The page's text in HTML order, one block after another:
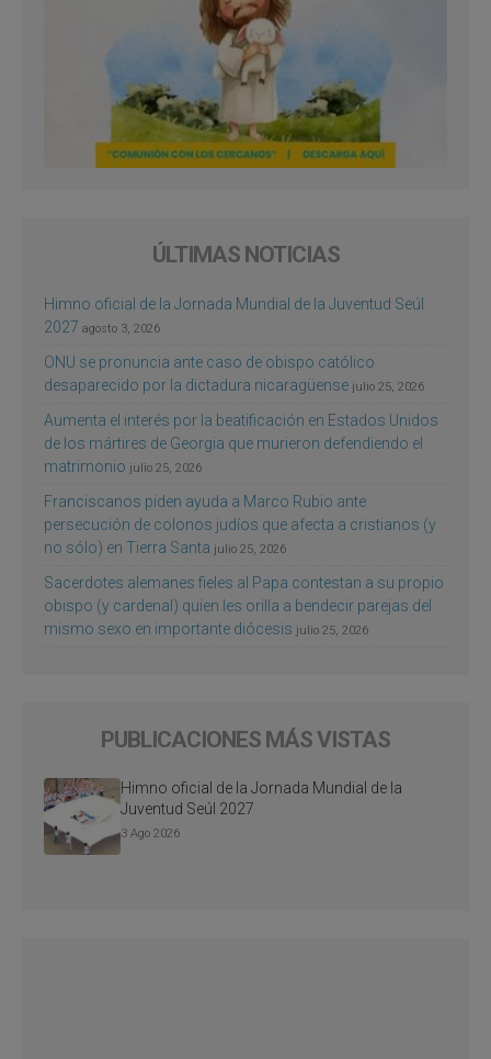
ÚLTIMAS NOTICIAS
Himno oficial de la Jornada Mundial de la Juventud Seúl
2027 agosto 3, 2026
ONU se pronuncia ante caso de obispo católico
desaparecido por la dictadura nicaragüense julio 25, 2026
Aumenta el interés por la beatificación en Estados Unidos
de los mártires de Georgia que murieron defendiendo el
matrimonio julio 25, 2026
Franciscanos piden ayuda a Marco Rubio ante
persecución de colonos judíos que afecta a cristianos (y
no sólo) en Tierra Santa julio 25, 2026
Sacerdotes alemanes fieles al Papa contestan a su propio
obispo (y cardenal) quien les orilla a bendecir parejas del
mismo sexo en importante diócesis julio 25, 2026
PUBLICACIONES MÁS VISTAS
Himno oficial de la Jornada Mundial de la
Juventud Seúl 2027
3 Ago 2026